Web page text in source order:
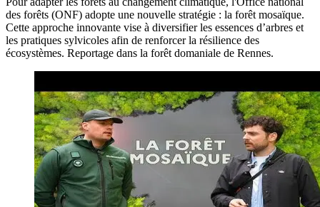
des forêts (ONF) adopte une nouvelle stratégie : la forêt mosaïque.
Cette approche innovante vise à diversifier les essences d’arbres et
les pratiques sylvicoles afin de renforcer la résilience des
écosystèmes. Reportage dans la forêt domaniale de Rennes.